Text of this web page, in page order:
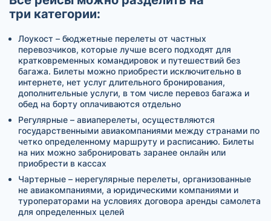
три категории:
Лоукост – бюджетные перелеты от частных
перевозчиков, которые лучше всего подходят для
кратковременных командировок и путешествий без
багажа. Билеты можно приобрести исключительно в
интернете, нет услуг длительного бронирования,
дополнительные услуги, в том числе перевоз багажа и
обед на борту оплачиваются отдельно
Регулярные – авиаперелеты, осуществляются
государственными авиакомпаниями между странами по
четко определенному маршруту и расписанию. Билеты
на них можно забронировать заранее онлайн или
приобрести в кассах
Чартерные – нерегулярные перелеты, организованные
не авиакомпаниями, а юридическими компаниями и
туроператорами на условиях договора аренды самолета
для определенных целей